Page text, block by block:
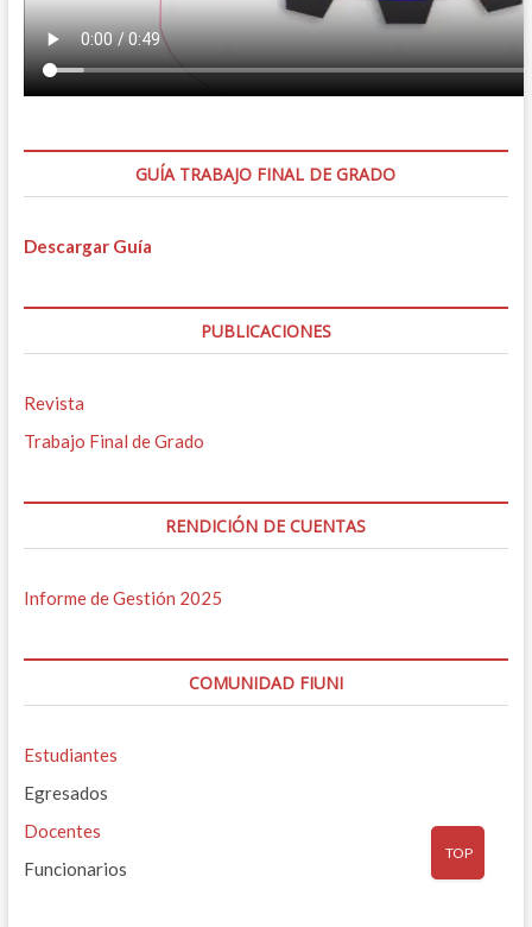
GUÍA TRABAJO FINAL DE GRADO
Descargar Guía
PUBLICACIONES
Revista
Trabajo Final de Grado
RENDICIÓN DE CUENTAS
Informe de Gestión 2025
COMUNIDAD FIUNI
Estudiantes
Egresados
Docentes
Funcionarios
TOP